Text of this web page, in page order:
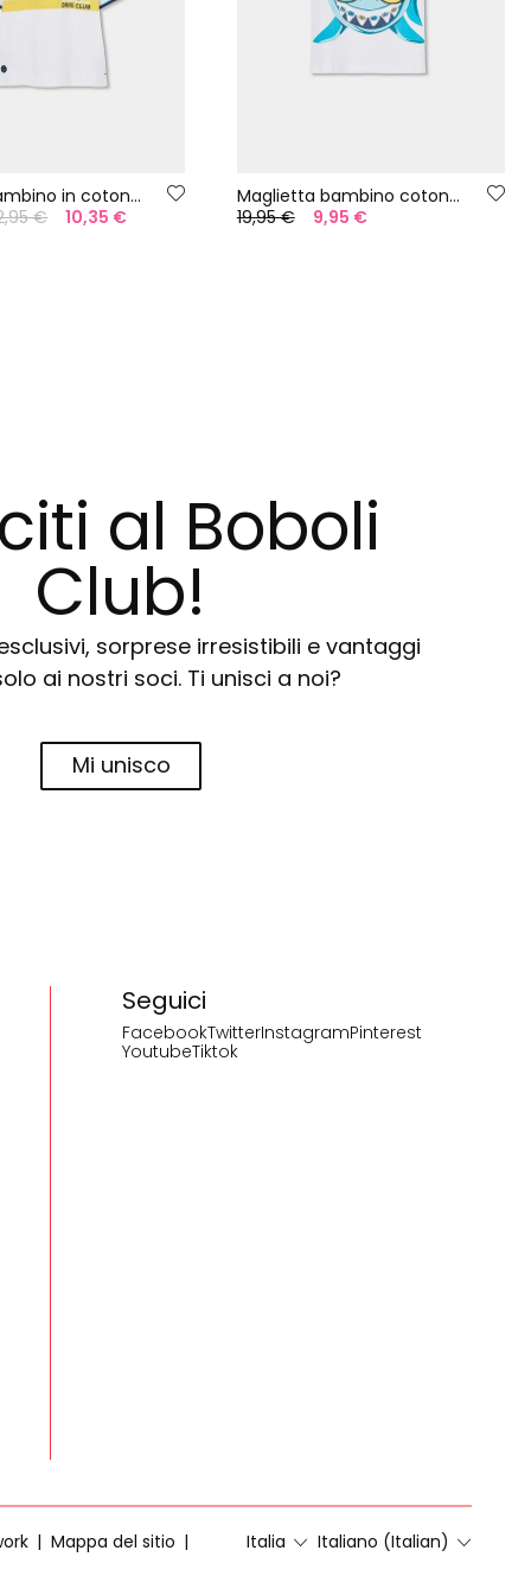
Polo da bambino in cotone bianco stampato
€
10,35 €
Maglietta bambino cotone bianco squalo
19,95 €
9,95 €
al Boboli
Club!
sorprese irresistibili e vantaggi
ai nostri soci. Ti unisci a noi?
Mi unisco
Seguici
FacebookTwitterInstagramPinterest
YoutubeTiktok
Italia Italiano (Italian)
Mappa del sitio